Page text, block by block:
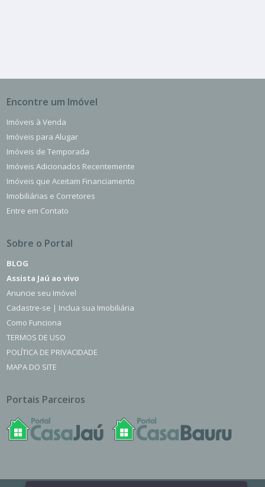
Encontre um Imóvel
Imóveis à Venda
Imóveis para Alugar
Imóveis de Temporada
Imóveis Adicionados Recentemente
Imóveis que Aceitam Financiamento
Imobiliárias e Corretores
Entre em Contato
Sobre o Portal
BLOG
Assista Jaú ao vivo
Anuncie seu Imóvel
Cadastre-se | Inclua sua Imobiliária
Como Funciona
TERMOS DE USO
POLÍTICA DE PRIVACIDADE
MAPA DO SITE
Portais Parceiros